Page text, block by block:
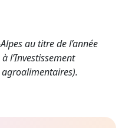
au titre de l’année
l’Investissement